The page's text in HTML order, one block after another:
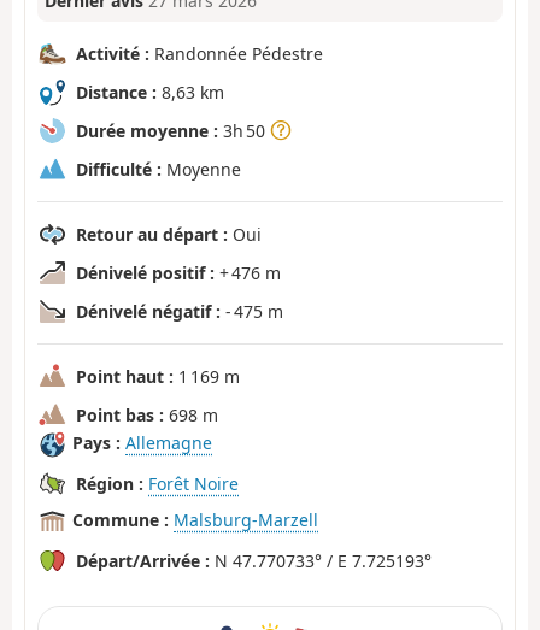
Activité : Randonnée Pédestre
Distance : 8,63 km
Durée moyenne : 3h 50
Difficulté : Moyenne
Retour au départ : Oui
Dénivelé positif : + 476 m
Dénivelé négatif : - 475 m
Point haut : 1 169 m
Point bas : 698 m
Pays : Allemagne
Région : Forêt Noire
Commune : Malsburg-Marzell
Départ/Arrivée : N 47.770733° / E 7.725193°